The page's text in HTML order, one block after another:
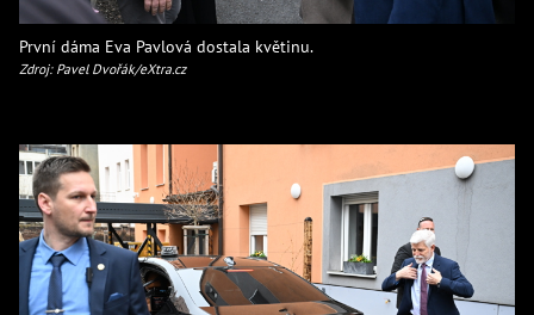
První dáma Eva Pavlová dostala květinu.
Zdroj: Pavel Dvořák/eXtra.cz